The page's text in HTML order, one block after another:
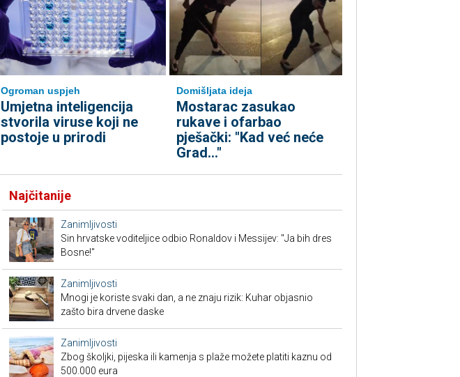
Ogroman uspjeh
Umjetna inteligencija
stvorila viruse koji ne
postoje u prirodi
Domišljata ideja
Mostarac zasukao
rukave i ofarbao
pješački: "Kad već neće
Grad..."
Najčitanije
Zanimljivosti
Sin hrvatske voditeljice odbio Ronaldov i Messijev: "Ja bih dres
Bosne!"
Zanimljivosti
Mnogi je koriste svaki dan, a ne znaju rizik: Kuhar objasnio
zašto bira drvene daske
Zanimljivosti
Zbog školjki, pijeska ili kamenja s plaže možete platiti kaznu od
500.000 eura